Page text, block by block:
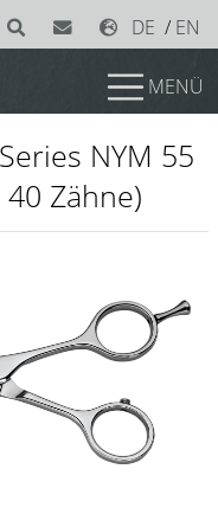
DE / EN
MENÜ
NYM 55
40 Zähne)